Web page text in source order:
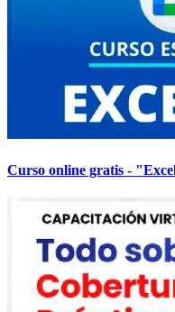
Curso online gratis -